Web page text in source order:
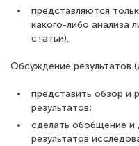
представляются
какого-либо анализа
статьи).
Обсуждение результатов
представить обзор и
результатов;
сделать обобщение и
результатов